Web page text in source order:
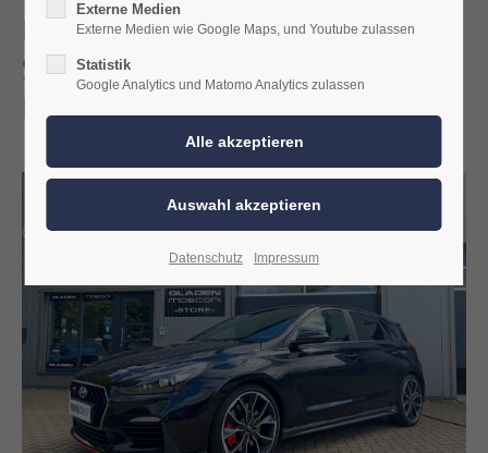
Hynundai I30 Soundupgrade
SmartSound PRO mit
Premium Dämmung
Externe Medien
Externe Medien wie Google Maps, und Youtube zulassen
Statistik
Google Analytics und Matomo Analytics zulassen
Datenschutz Impressum